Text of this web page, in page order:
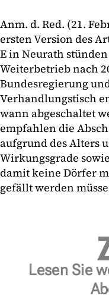
Anm. d. Red. (21.
ersten Version des
E in Neurath
Weiterbetrieb nach
Bundesregierung
Verhandlungstisch
wann abgeschaltet
empfahlen die
aufgrund des Alters
Wirkungsgrade
damit keine Dörfer
gefällt werden
Lesen Sie